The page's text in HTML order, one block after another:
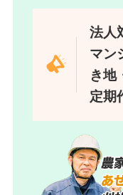
法人
マン
き地
定期